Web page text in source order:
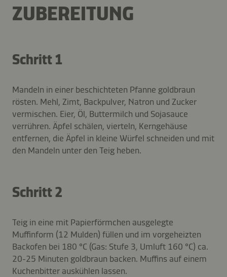
ZUBEREITUNG
Schritt 1
Mandeln in einer beschichteten Pfanne goldbraun
rösten. Mehl, Zimt, Backpulver, Natron und Zucker
vermischen. Eier, Öl, Buttermilch und Sojasauce
verrühren. Äpfel schälen, vierteln, Kerngehäuse
entfernen, die Äpfel in kleine Würfel schneiden und mit
den Mandeln unter den Teig heben.
Schritt 2
Teig in eine mit Papierförmchen ausgelegte
Muffinform (12 Mulden) füllen und im vorgeheizten
Backofen bei 180 °C (Gas: Stufe 3, Umluft 160 °C) ca.
20-25 Minuten goldbraun backen. Muffins auf einem
Kuchenbitter auskühlen lassen.